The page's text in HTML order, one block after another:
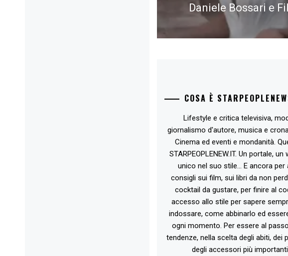
Next
post:
Daniele Bossari e
COSA È
Lifestyle e critica televisiva,
giornalismo d'autore, musica e
Cinema ed eventi e mondanità.
STARPEOPLENEW.IT. Un portale, un
unico nel suo stile... E ancora per
consigli sui film, sui libri da non
cocktail da gustare, per finire al
accesso allo stile per sapere
indossare, come abbinarlo ed
ogni momento. Per essere al
tendenze, nella scelta degli abiti, dei
degli accessori più